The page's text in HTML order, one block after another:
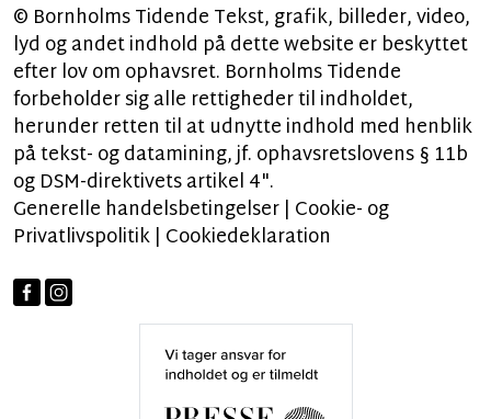
© Bornholms Tidende Tekst, grafik, billeder, video,
lyd og andet indhold på dette website er beskyttet
efter lov om ophavsret. Bornholms Tidende
forbeholder sig alle rettigheder til indholdet,
herunder retten til at udnytte indhold med henblik
på tekst- og datamining, jf. ophavsretslovens § 11b
og DSM-direktivets artikel 4".
Generelle handelsbetingelser| Cookie- og
Privatlivspolitik| Cookiedeklaration